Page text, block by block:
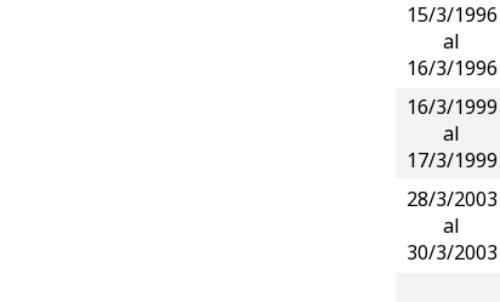
15/3/1996
al
16/3/1996
16/3/1999
al
17/3/1999
28/3/2003
al
30/3/2003